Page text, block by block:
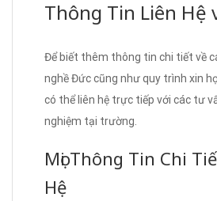
Thông Tin Liên Hệ
Để biết thêm thông tin chi tiết về
nghề Đức cũng như quy trình xin
có thể liên hệ trực tiếp với các tư
nghiệm tại trường.
Mọi Thông Tin Chi
Hệ